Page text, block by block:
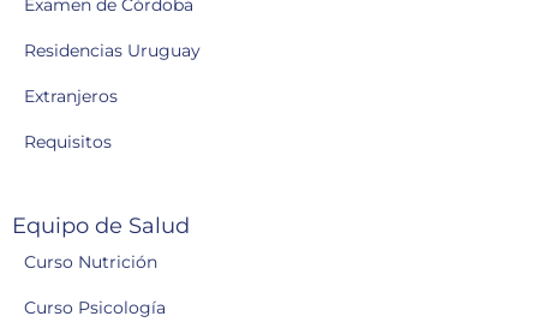
Examen de Córdoba
Residencias Uruguay
Extranjeros
Requisitos
Equipo de Salud
Curso Nutrición
Curso Psicología